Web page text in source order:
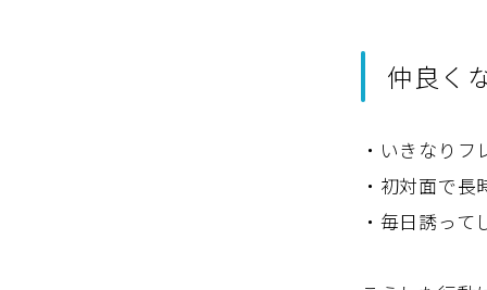
仲良く
・いきなりフ
・初対面で長
・毎日誘って